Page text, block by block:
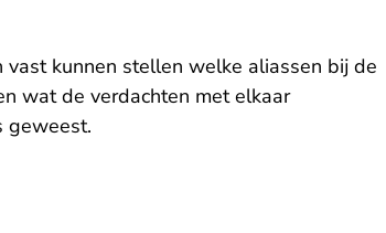
kunnen stellen welke aliassen bij de
wat de verdachten met elkaar
geweest.